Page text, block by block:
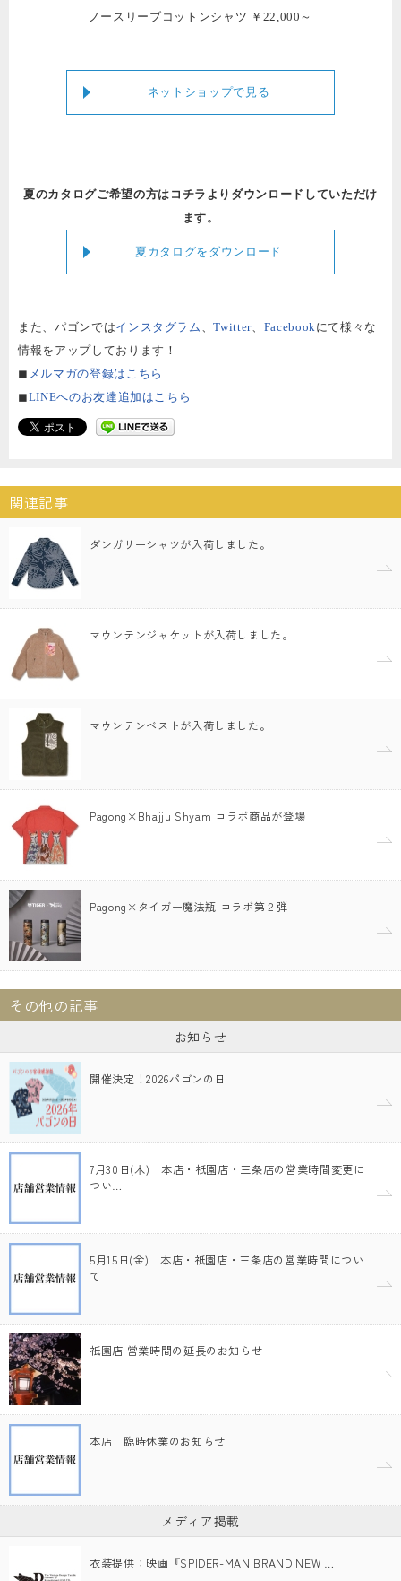
ノースリーブコットンシャツ ￥22,000～
ネットショップで見る
夏のカタログご希望の方はコチラよりダウンロードしていただけ
ます。
夏カタログをダウンロード
また、パゴンではインスタグラム 、Twitter、 Facebook にて様々な
情報をアップしております！
◼︎ メルマガの登録はこちら
◼︎LINEへのお友達追加はこちら
関連記事
ダンガリーシャツが入荷しました。
マウンテンジャケットが入荷しました。
マウンテンベストが入荷しました。
Pagong×Bhajju Shyam コラボ商品が登場
Pagong×タイガー魔法瓶 コラボ第２弾
その他の記事
お知らせ
開催決定！2026パゴンの日
7月30日(木) 本店・祇園店・三条店の営業時間変更に
つい…
5月15日(金) 本店・祇園店・三条店の営業時間につい
て
祇園店 営業時間の延長のお知らせ
本店 臨時休業のお知らせ
メディア掲載
衣装提供：映画『SPIDER-MAN BRAND NEW …